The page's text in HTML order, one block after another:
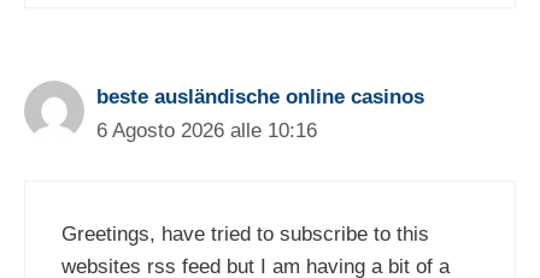
beste ausländische online casinos
6 Agosto 2026 alle 10:16
Greetings, have tried to subscribe to this
websites rss feed but I am having a bit of a